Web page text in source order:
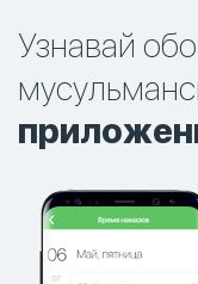
Узнавай